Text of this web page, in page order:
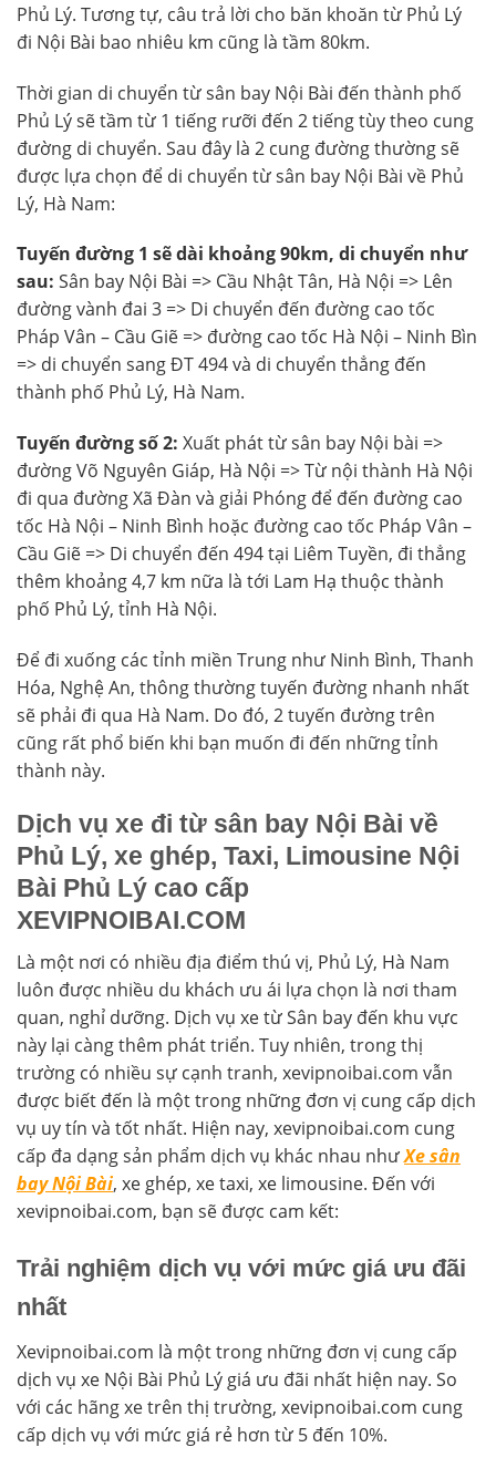
Phủ Lý. Tương tự, câu trả lời cho băn khoăn từ Phủ Lý
đi Nội Bài bao nhiêu km cũng là tầm 80km.
Thời gian di chuyển từ sân bay Nội Bài đến thành phố
Phủ Lý sẽ tầm từ 1 tiếng rưỡi đến 2 tiếng tùy theo cung
đường di chuyển. Sau đây là 2 cung đường thường sẽ
được lựa chọn để di chuyển từ sân bay Nội Bài về Phủ
Lý, Hà Nam:
Tuyến đường 1 sẽ dài khoảng 90km, di chuyển như
sau: Sân bay Nội Bài => Cầu Nhật Tân, Hà Nội => Lên
đường vành đai 3 => Di chuyển đến đường cao tốc
Pháp Vân – Cầu Giẽ => đường cao tốc Hà Nội – Ninh Bìn
=> di chuyển sang ĐT 494 và di chuyển thẳng đến
thành phố Phủ Lý, Hà Nam.
Tuyến đường số 2: Xuất phát từ sân bay Nội bài =>
đường Võ Nguyên Giáp, Hà Nội => Từ nội thành Hà Nội
đi qua đường Xã Đàn và giải Phóng để đến đường cao
tốc Hà Nội – Ninh Bình hoặc đường cao tốc Pháp Vân –
Cầu Giẽ => Di chuyển đến 494 tại Liêm Tuyền, đi thẳng
thêm khoảng 4,7 km nữa là tới Lam Hạ thuộc thành
phố Phủ Lý, tỉnh Hà Nội.
Để đi xuống các tỉnh miền Trung như Ninh Bình, Thanh
Hóa, Nghệ An, thông thường tuyến đường nhanh nhất
sẽ phải đi qua Hà Nam. Do đó, 2 tuyến đường trên
cũng rất phổ biến khi bạn muốn đi đến những tỉnh
thành này.
Dịch vụ xe đi từ sân bay Nội Bài về
Phủ Lý, xe ghép, Taxi, Limousine Nội
Bài Phủ Lý cao cấp
XEVIPNOIBAI.COM
Là một nơi có nhiều địa điểm thú vị, Phủ Lý, Hà Nam
luôn được nhiều du khách ưu ái lựa chọn là nơi tham
quan, nghỉ dưỡng. Dịch vụ xe từ Sân bay đến khu vực
này lại càng thêm phát triển. Tuy nhiên, trong thị
trường có nhiều sự cạnh tranh, xevipnoibai.com vẫn
được biết đến là một trong những đơn vị cung cấp dịch
vụ uy tín và tốt nhất. Hiện nay, xevipnoibai.com cung
cấp đa dạng sản phẩm dịch vụ khác nhau nhưXe sân
bay Nội Bài, xe ghép, xe taxi, xe limousine. Đến với
xevipnoibai.com, bạn sẽ được cam kết:
Trải nghiệm dịch vụ với mức giá ưu đãi
nhất
Xevipnoibai.com là một trong những đơn vị cung cấp
dịch vụ xe Nội Bài Phủ Lý giá ưu đãi nhất hiện nay. So
với các hãng xe trên thị trường, xevipnoibai.com cung
cấp dịch vụ với mức giá rẻ hơn từ 5 đến 10%.